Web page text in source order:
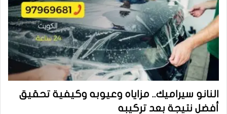
النانو سيراميك.. مزاياه وعيوبه وكيفية تحقيق
أفضل نتيجة بعد تركيبه